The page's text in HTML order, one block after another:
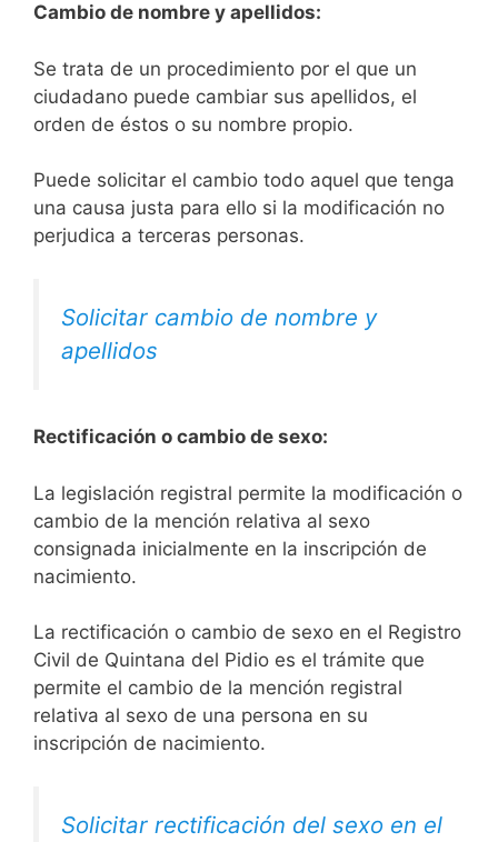
Cambio de nombre y apellidos:
Se trata de un procedimiento por el que un
ciudadano puede cambiar sus apellidos, el
orden de éstos o su nombre propio.
Puede solicitar el cambio todo aquel que tenga
una causa justa para ello si la modificación no
perjudica a terceras personas.
Solicitar cambio de nombre y
apellidos
Rectificación o cambio de sexo:
La legislación registral permite la modificación o
cambio de la mención relativa al sexo
consignada inicialmente en la inscripción de
nacimiento.
La rectificación o cambio de sexo en el Registro
Civil de Quintana del Pidio es el trámite que
permite el cambio de la mención registral
relativa al sexo de una persona en su
inscripción de nacimiento.
Solicitar rectificación del sexo en el